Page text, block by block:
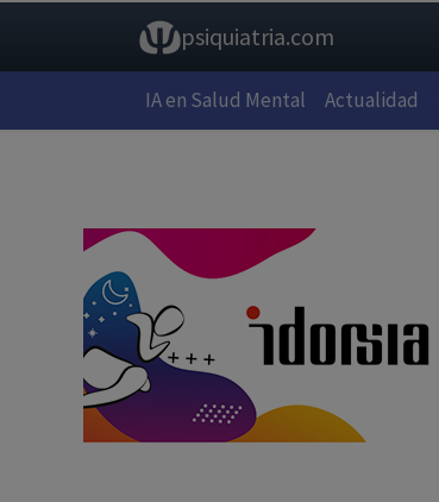
psiquiatria.com
IA en Salud Mental Actualidad